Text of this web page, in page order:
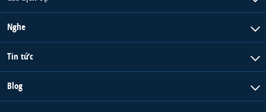
Nghe
Tin tức
Blog